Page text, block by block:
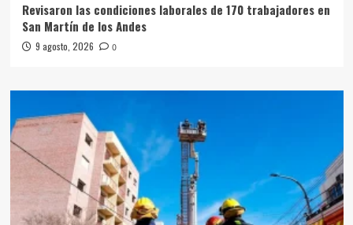
Revisaron las condiciones laborales de 170 trabajadores en
San Martín de los Andes
9 agosto, 2026 0